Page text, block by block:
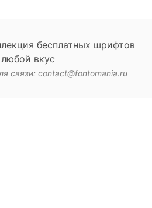
бесплатных шрифтов
вкус
связи: contact@fontomania.ru